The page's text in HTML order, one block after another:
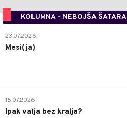
KOLUMNA - NEBOJŠA ŠATARA
23.07.2026.
Mesi(ja)
15.07.2026.
Ipak valja bez kralja?